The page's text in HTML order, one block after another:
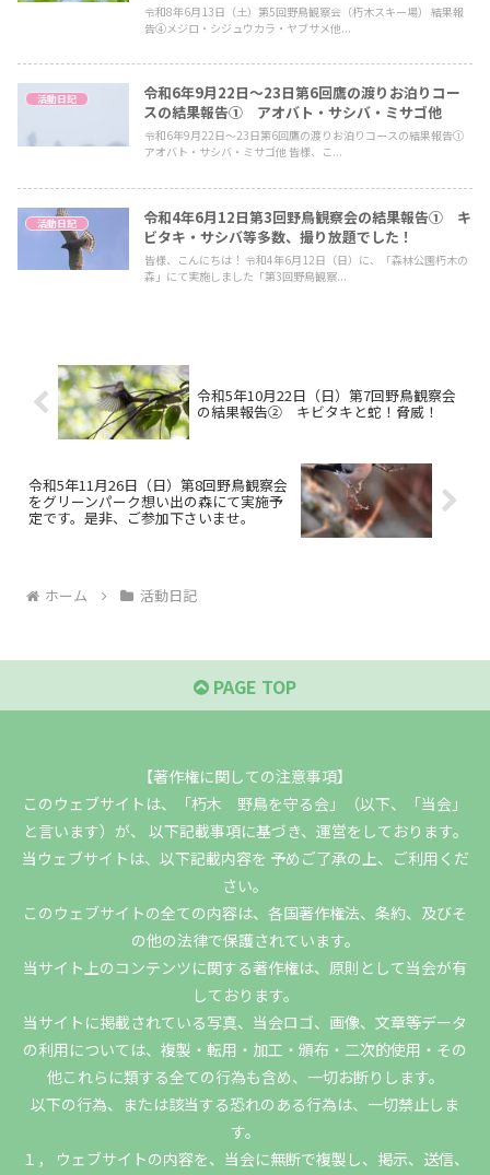
令和8年6月13日（土）第5回野鳥観察会（朽木スキー場） 結果報
告④メジロ・シジュウカラ・ヤブサメ他...
活動日記
令和6年9月22日～23日第6回鷹の渡りお泊りコー
スの結果報告① アオバト・サシバ・ミサゴ他
令和6年9月22日～23日第6回鷹の渡りお泊りコースの結果報告①
アオバト・サシバ・ミサゴ他 皆様、こ...
活動日記
令和4年6月12日第3回野鳥観察会の結果報告① キ
ビタキ・サシバ等多数、撮り放題でした！
皆様、こんにちは！ 令和4年6月12日（日）に、「森林公園朽木の
森」にて実施しました「第3回野鳥観察...
令和5年10月22日（日）第7回野鳥観察会
の結果報告② キビタキと蛇！脅威！
令和5年11月26日（日）第8回野鳥観察会
をグリーンパーク想い出の森にて実施予
定です。是非、ご参加下さいませ。
ホーム 活動日記
PAGE TOP
【著作権に関しての注意事項】
このウェブサイトは、「朽木 野鳥を守る会」（以下、「当会」
と言います）が、 以下記載事項に基づき、運営をしております。
当ウェブサイトは、以下記載内容を 予めご了承の上、ご利用くだ
さい。
このウェブサイトの全ての内容は、各国著作権法、条約、及びそ
の他の法律で保護されています。
当サイト上のコンテンツに関する著作権は、原則として当会が有
しております。
当サイトに掲載されている写真、当会ロゴ、画像、文章等データ
の利用については、複製・転用・加工・頒布・二次的使用・その
他これらに類する全ての行為も含め、一切お断りします。
以下の行為、または該当する恐れのある行為は、一切禁止しま
す。
１， ウェブサイトの内容を、当会に無断で複製し、掲示、送信、